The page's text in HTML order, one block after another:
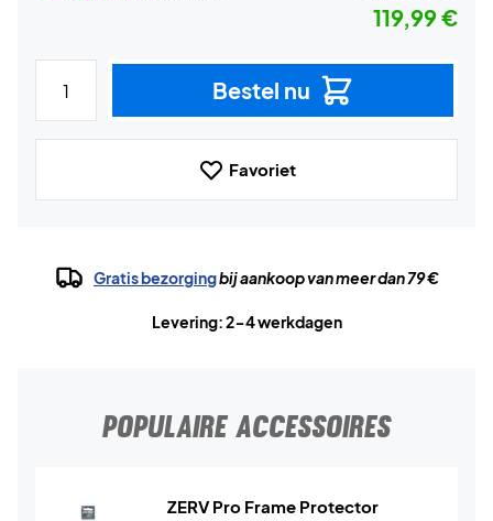
119,99 €
Bestel nu
Favoriet
Gratis bezorgingbij aankoop van meer dan 79 €
Levering: 2-4 werkdagen
POPULAIRE ACCESSOIRES
ZERV Pro Frame Protector